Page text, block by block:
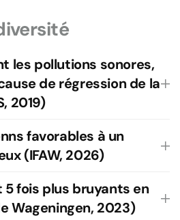
les pollutions sonores,
de régression de la
2019)
favorables à un
(IFAW, 2026)
5 fois plus bruyants en
Wageningen, 2023)